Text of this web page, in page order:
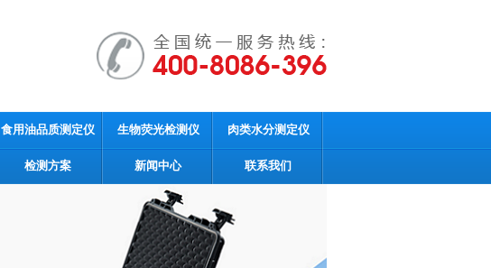
食用油品质测定仪 生物荧光检测仪 肉类水分测定仪
检测方案 新闻中心 联系我们